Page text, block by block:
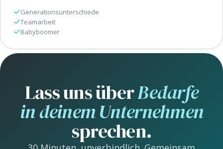
Generationsunterschiede
Teamarbeit
Babyboomer
Lass uns überBedarfe
in deinem Unternehmen
sprechen.